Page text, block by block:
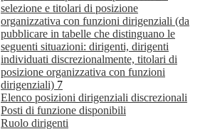
selezione e titolari di posizione
organizzativa con funzioni dirigenziali (da
pubblicare in tabelle che distinguano le
seguenti situazioni: dirigenti, dirigenti
individuati discrezionalmente, titolari di
posizione organizzativa con funzioni
dirigenziali) 7
Elenco posizioni dirigenziali discrezionali
Posti di funzione disponibili
Ruolo dirigenti